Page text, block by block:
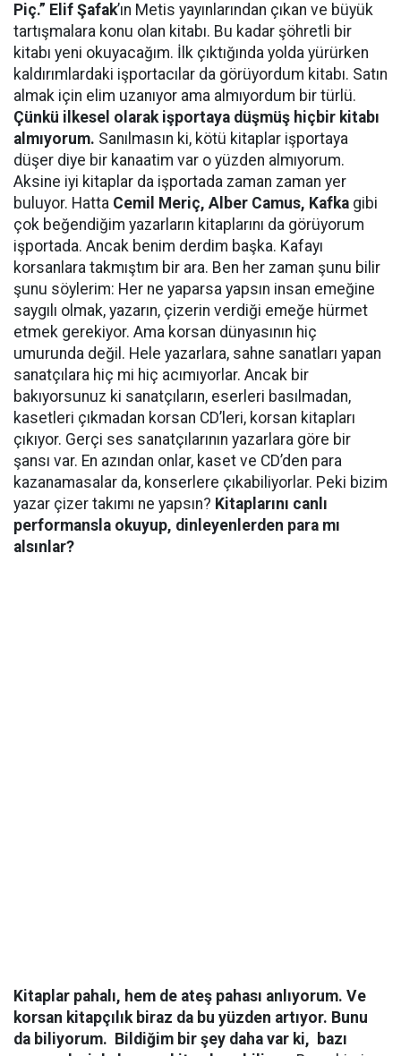
Piç.” Elif Şafak’ın Metis yayınlarından çıkan ve büyük
tartışmalara konu olan kitabı. Bu kadar şöhretli bir
kitabı yeni okuyacağım. İlk çıktığında yolda yürürken
kaldırımlardaki işportacılar da görüyordum kitabı. Satın
almak için elim uzanıyor ama almıyordum bir türlü.
Çünkü ilkesel olarak işportaya düşmüş hiçbir kitabı
almıyorum. Sanılmasın ki, kötü kitaplar işportaya
düşer diye bir kanaatim var o yüzden almıyorum.
Aksine iyi kitaplar da işportada zaman zaman yer
buluyor. Hatta Cemil Meriç, Alber Camus, Kafka gibi
çok beğendiğim yazarların kitaplarını da görüyorum
işportada. Ancak benim derdim başka. Kafayı
korsanlara takmıştım bir ara. Ben her zaman şunu bilir
şunu söylerim: Her ne yaparsa yapsın insan emeğine
saygılı olmak, yazarın, çizerin verdiği emeğe hürmet
etmek gerekiyor. Ama korsan dünyasının hiç
umurunda değil. Hele yazarlara, sahne sanatları yapan
sanatçılara hiç mi hiç acımıyorlar. Ancak bir
bakıyorsunuz ki sanatçıların, eserleri basılmadan,
kasetleri çıkmadan korsan CD’leri, korsan kitapları
çıkıyor. Gerçi ses sanatçılarının yazarlara göre bir
şansı var. En azından onlar, kaset ve CD’den para
kazanamasalar da, konserlere çıkabiliyorlar. Peki bizim
yazar çizer takımı ne yapsın? Kitaplarını canlı
performansla okuyup, dinleyenlerden para mı
alsınlar?
Kitaplar pahalı, hem de ateş pahası anlıyorum. Ve
korsan kitapçılık biraz da bu yüzden artıyor. Bunu
da biliyorum. Bildiğim bir şey daha var ki, bazı